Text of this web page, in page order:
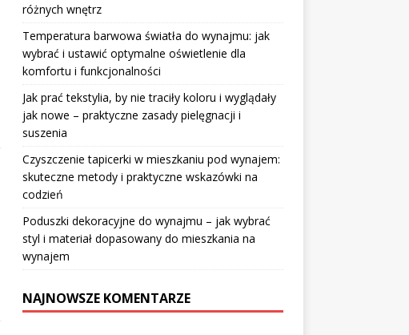
różnych wnętrz
Temperatura barwowa światła do wynajmu: jak
wybrać i ustawić optymalne oświetlenie dla
komfortu i funkcjonalności
Jak prać tekstylia, by nie traciły koloru i wyglądały
jak nowe – praktyczne zasady pielęgnacji i
suszenia
Czyszczenie tapicerki w mieszkaniu pod wynajem:
skuteczne metody i praktyczne wskazówki na
codzień
Poduszki dekoracyjne do wynajmu – jak wybrać
styl i materiał dopasowany do mieszkania na
wynajem
NAJNOWSZE KOMENTARZE